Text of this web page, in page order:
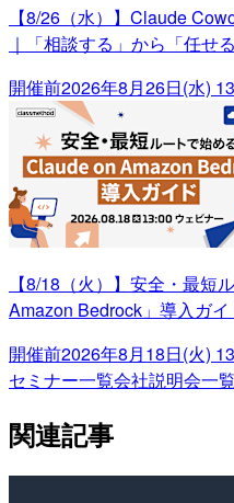
【8/26（水）】Claude
｜「相談する」から「任せ
開催前2026年8月26日(水)
【8/18（火）】安全・最短
Amazon Bedrock」導入ガイ
開催前2026年8月18日(火)
セミナー一覧会社説明会一覧
関連記事